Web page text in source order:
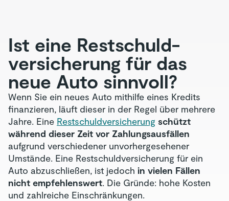
Ist eine Restschuld­
versicherung für das
neue Auto sinnvoll?
Wenn Sie ein neues Auto mithilfe eines Kredits
finanzieren, läuft dieser in der Regel über mehrere
Jahre. Eine Restschuldversicherung schützt
während dieser Zeit vor Zahlungsausfällen
aufgrund verschiedener unvorhergesehener
Umstände. Eine Restschuldversicherung für ein
Auto abzuschließen, ist jedoch in vielen Fällen
nicht empfehlenswert. Die Gründe: hohe Kosten
und zahlreiche Einschränkungen.